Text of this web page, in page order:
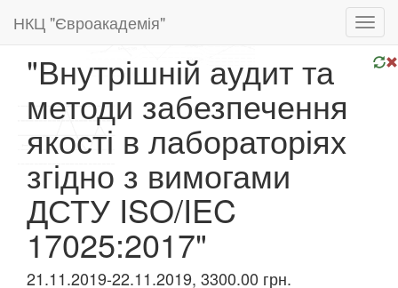
НКЦ "Євроакадемія"
"Внутрішній аудит та
методи забезпечення
якості в лабораторіях
згідно з вимогами
ДСТУ ISO/IEC
17025:2017"
21.11.2019-22.11.2019, 3300.00 грн.